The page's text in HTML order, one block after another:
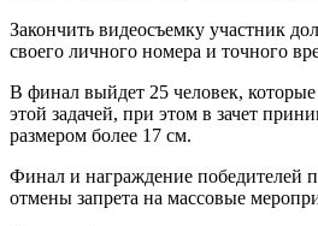
Закончить видеосъемку участник
своего личного номера и точного
В финал выйдет 25 человек, которые
этой задачей, при этом в зачет
размером более 17 см.
Финал и награждение победителей
отмены запрета на массовые